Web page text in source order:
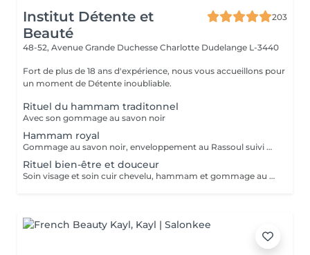
Institut Détente et
Beauté
203
48-52, Avenue Grande Duchesse Charlotte Dudelange L-3440
Fort de plus de 18 ans d'expérience, nous vous accueillons pour
un moment de Détente inoubliable.
Rituel du hammam traditonnel
Avec son gommage au savon noir
Hammam royal
Gommage au savon noir, enveloppement au Rassoul suivi d'un massage relaxant
Rituel bien-être et douceur
Soin visage et soin cuir chevelu, hammam et gommage au savon noir suivi d'un massage relaxant